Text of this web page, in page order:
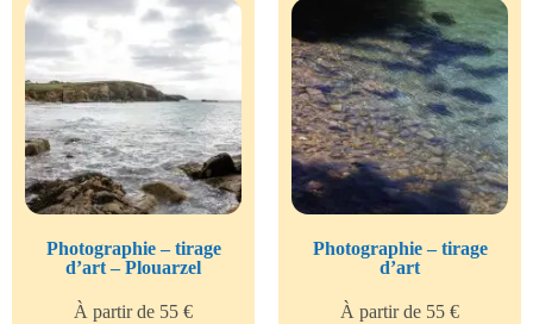
Photographie – tirage
d’art – Plouarzel
À partir de 55 €
Photographie – tirage
d’art
À partir de 55 €